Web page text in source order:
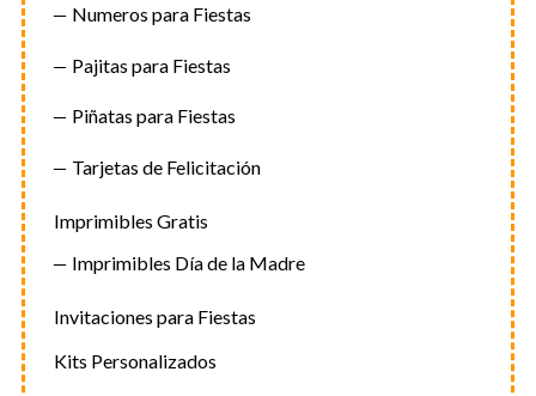
Numeros para Fiestas
Pajitas para Fiestas
Piñatas para Fiestas
Tarjetas de Felicitación
Imprimibles Gratis
Imprimibles Día de la Madre
Invitaciones para Fiestas
Kits Personalizados